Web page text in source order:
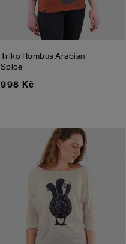
Triko RombusArabian
Spice
998 Kč